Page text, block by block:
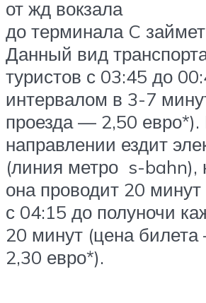
от жд вокзала
до терминала C
Данный вид
туристов с 03:45 до
интервалом в 3-7
проезда — 2,50
направлении ездит
(линия метро s-bahn),
она проводит 20 минут
с 04:15 до полуночи
20 минут (цена
2,30 евро*).